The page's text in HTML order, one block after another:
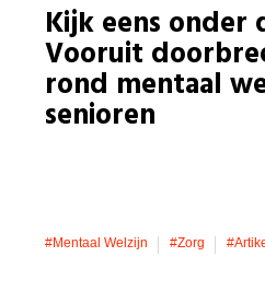
Kijk eens onder
Vooruit
rond mentaal
senioren
#mentaal Welzijn #zorg